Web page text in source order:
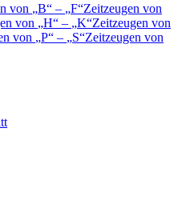
von B – F Zeitzeugen von
von H – K Zeitzeugen von
von P – S Zeitzeugen von